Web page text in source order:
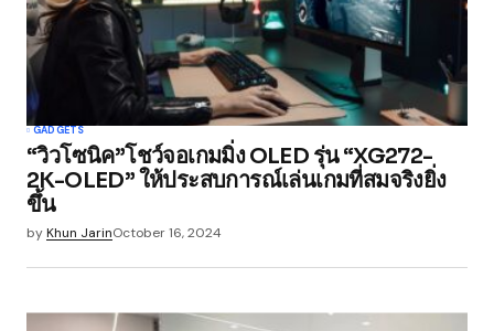
GADGETS
“วิวโซนิค”โชว์จอเกมมิ่ง OLED รุ่น “XG272-
2K-OLED” ให้ประสบการณ์เล่นเกมที่สมจริงยิ่ง
ขึ้น
byKhun JarinOctober 16, 2024